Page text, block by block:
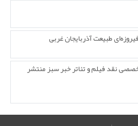
طبیعت آذربایجان غربی
نامه تخصصی نقد فیلم و تئاتر خبر سبز منتشر